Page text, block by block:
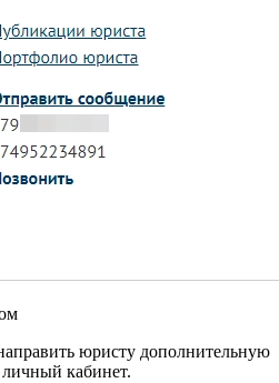
юристу дополнительную
кабинет.